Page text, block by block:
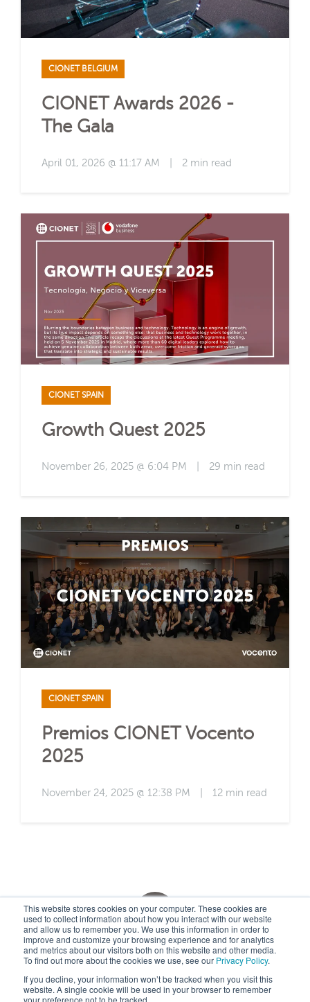
This website stores cookies on your computer. These cookies are
used to collect information about how you interact with our website
and allow us to remember you. We use this information in order to
improve and customize your browsing experience and for analytics
and metrics about our visitors both on this website and other media.
To find out more about the cookies we use, see our Privacy Policy.
If you decline, your information won’t be tracked when you visit this
website. A single cookie will be used in your browser to remember
your preference not to be tracked.
CIONET BELGIUM
CIONET Awards 2026 -
The Gala
April 01, 2026 @ 11:17 AM 2 min read
CIONET SPAIN
Growth Quest 2025
November 26, 2025 @ 6:04 PM 29 min read
CIONET SPAIN
Premios CIONET Vocento
2025
November 24, 2025 @ 12:38 PM 12 min read
Subscribe by Email